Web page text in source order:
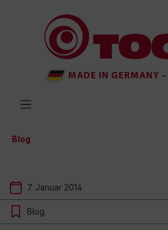
springen
Blog
7. Januar 2014
Blog